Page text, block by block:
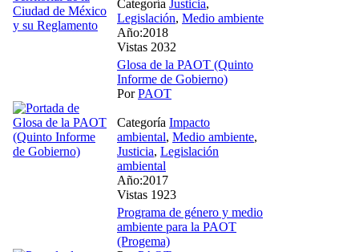
Categoría Justicia,
Legislación, Medio ambiente
Año:2018
Vistas 2032
Glosa de la PAOT (Quinto
Informe de Gobierno)
PorPAOT
Categoría Impacto
ambiental, Medio ambiente,
Justicia, Legislación
ambiental
Año:2017
Vistas 1923
Programa de género y medio
ambiente para la PAOT
(Progema)